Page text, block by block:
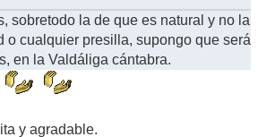
sobretodo la de que es natural y no la
o cualquier presilla, supongo que será
en la Valdáliga cántabra.
y agradable.